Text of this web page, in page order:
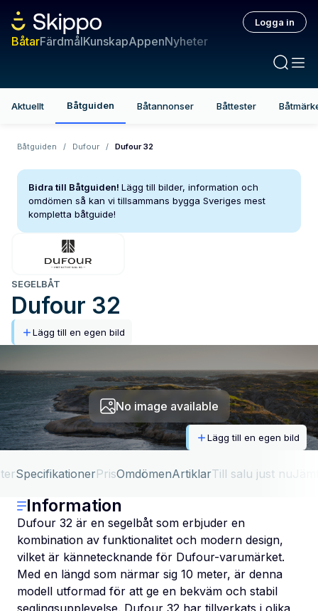
BåtarFärdmålKunskapAppenNyheter
Logga in
Aktuellt Båtguiden Båtannonser Båttester
Båtguiden / Dufour / Dufour 32
Bidra till Båtguiden! Lägg till bilder, information och
omdömen så kan vi tillsammans bygga Sveriges mest
kompletta båtguide!
SEGELBÅT
Dufour 32
Lägg till en egen bild
No image available
Lägg till en egen bild
SpecifikationerPrisOmdömenArtiklarTill salu just nu
Information
Dufour 32 är en segelbåt som erbjuder en
kombination av funktionalitet och modern design,
vilket är kännetecknande för Dufour-varumärket.
Med en längd som närmar sig 10 meter, är denna
modell utformad för att ge en bekväm och stabil
seglingsupplevelse. Dufour 32 har tillverkats i olika